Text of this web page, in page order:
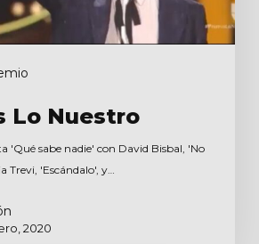
Lo Nuestro
'Qué sabe nadie' con David Bisbal, 'No
Trevi, 'Escándalo', y…
2020